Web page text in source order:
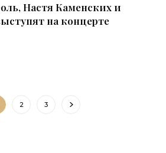
Настя Каменских и
на концерте
2 3